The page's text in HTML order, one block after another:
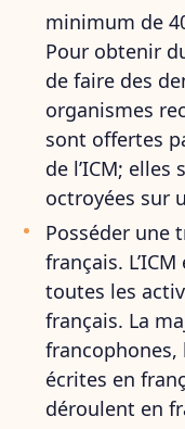
minimum de
Pour obtenir
de faire des
organismes
sont offertes
de l’ICM;
octroyées sur
Posséder une
français.
toutes les
français. La
francophones,
écrites en
déroulent en